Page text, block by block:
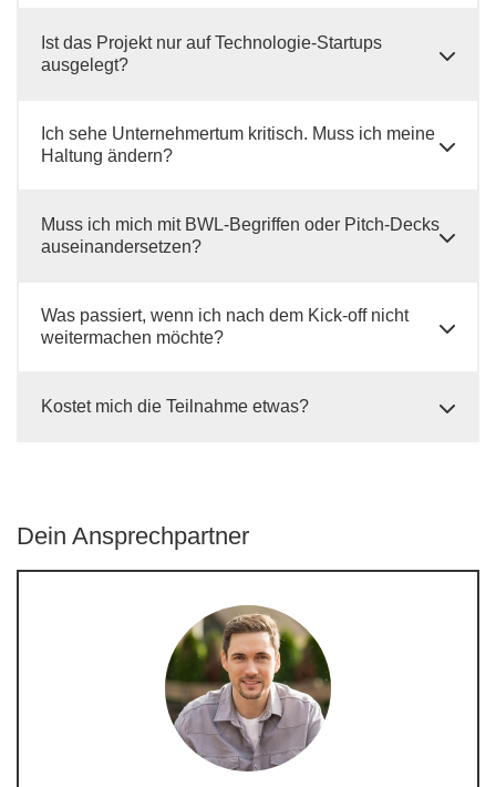
Ist das Projekt nur auf Technologie-Startups
ausgelegt?
Ich sehe Unternehmertum kritisch. Muss ich meine
Haltung ändern?
Muss ich mich mit BWL-Begriffen oder Pitch-Decks
auseinandersetzen?
Was passiert, wenn ich nach dem Kick-off nicht
weitermachen möchte?
Kostet mich die Teilnahme etwas?
Dein Ansprechpartner